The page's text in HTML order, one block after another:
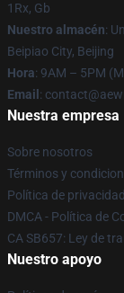
1Rx, Gb
Nuestro almacén:
Beipiao City, Beijing
Hora: 9AM – 5PM
Email :
Nuestra empresa
Sobre nosotros
Términos y
Política de privacidad
DMCA - Política de
CA SB657: Ley de
Nuestro apoyo